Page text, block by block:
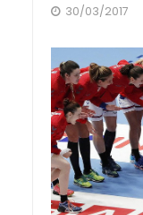
30/03/2017